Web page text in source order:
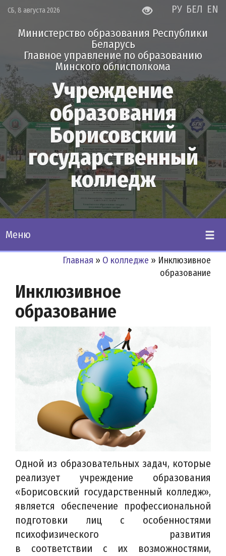
СБ, 8 августа 2026 РУ БЕЛ EN
Министерство образования Республики
Беларусь
Главное управление по образованию
Минского облисполкома
Учреждение
образования
Борисовский
государственный
колледж
Меню
Главная » О колледже » Инклюзивное
образование
Инклюзивное
образование
Одной из образовательных задач, которые
реализует учреждение образования
«Борисовский государственный колледж»,
является обеспечение профессиональной
подготовки лиц с особенностями
психофизического развития
в соответствии с их возможностями,